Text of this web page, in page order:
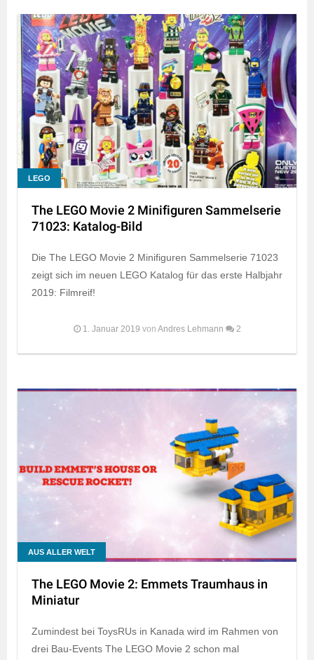
LEGO
The LEGO Movie 2 Minifiguren Sammelserie
71023: Katalog-Bild
Die The LEGO Movie 2 Minifiguren Sammelserie 71023
zeigt sich im neuen LEGO Katalog für das erste Halbjahr
2019: Filmreif!
1. Januar 2019 von Andres Lehmann 2
AUS ALLER WELT
The LEGO Movie 2: Emmets Traumhaus in
Miniatur
Zumindest bei ToysRUs in Kanada wird im Rahmen von
drei Bau-Events The LEGO Movie 2 schon mal